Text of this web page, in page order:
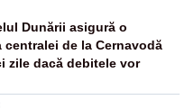
Dunării asigură o
de la Cernavodă
zile dacă debitele vor